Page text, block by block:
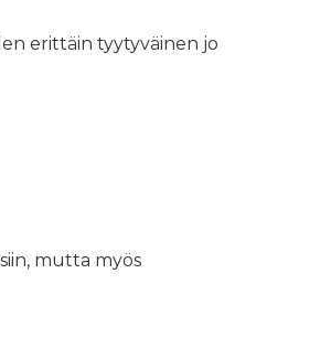
erittäin tyytyväinen jo
mutta myös